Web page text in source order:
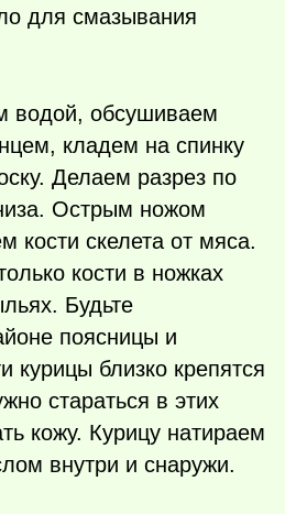
для смазывания
водой, обсушиваем
кладем на спинку
Делаем разрез по
Острым ножом
кости скелета от мяса.
кости в ножках
Будьте
поясницы и
курицы близко крепятся
стараться в этих
кожу. Курицу натираем
внутри и снаружи.